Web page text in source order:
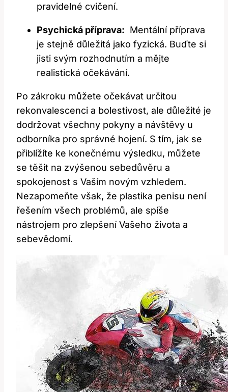
pravidelné cvičení.
Psychická příprava: ⁢ Mentální příprava
je stejně důležitá jako fyzická. Buďte si
‌jisti svým rozhodnutím a mějte
realistická očekávání.
Po zákroku můžete ​očekávat určitou
rekonvalescenci a bolestivost, ale důležité je
​dodržovat všechny ⁤pokyny a návštěvy u
odborníka pro správné⁤ hojení. S tím, jak se
přiblížíte ​ke​ konečnému výsledku,‍ můžete​
se těšit na zvýšenou sebedůvěru a
spokojenost s Vaším novým vzhledem.
Nezapomeňte⁤ však, že plastika penisu není
řešením všech problémů, ale spíše
nástrojem pro zlepšení ‌Vašeho života a
sebevědomí.